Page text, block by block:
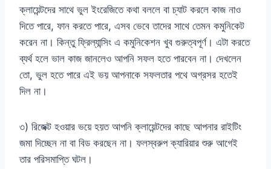
ক্লায়েন্টদের সাথে ভুল ইংরেজিতে কথা বললে বা চ্যাট করলে কাজ নাও
দিতে পারে, ফান করতে পারে, এসব ভেবে তাদের সাথে তেমন কমুনিকেট
করেন না। কিন্তু ফ্রিল্যান্সিং এ কমুনিকেশন খুব গুরুত্বপূর্ণ। এটা করতে
ব্যর্থ হলে ভাল কাজ জানলেও আপনি সফল হতে পারবেন না। দেখলেন
তো, ভুল হতে পারে এই ভয় আপনাকে সফলতার পথে অগ্রসর হতেই
দিল না।
৩) রিজেক্ট হওয়ার ভয়ে হয়ত আপনি ক্লায়েন্টদের কাছে আপনার রাইটিং
জমা দিচ্ছেন না বা বিড করছেন না। ফলস্বরুপ ক্যারিয়ার শুরু আগেই
তার পরিসমাপ্তি ঘটল।